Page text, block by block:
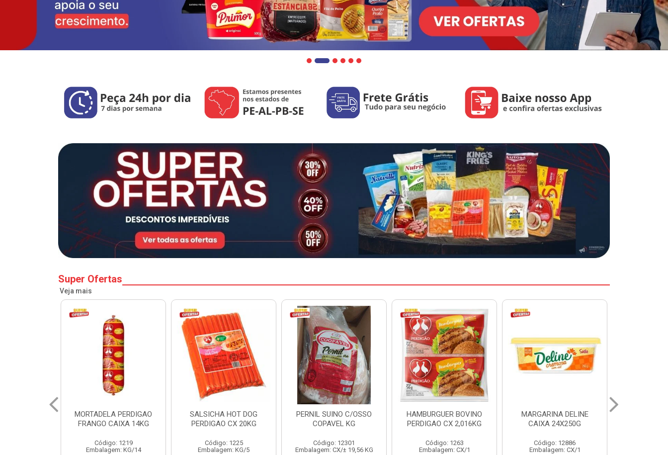
Super Ofertas
Veja mais
SALSICHA HOT DOG
PERDIGAO CX 20KG
Código: 1225
Embalagem: KG/5
PERNIL SUINO C/OSSO
COPAVEL KG
Código: 12301
Embalagem: CX/± 19,56 KG
HAMBURGUER BOVINO
PERDIGAO CX 2,016KG
Código: 1263
Embalagem: CX/1
MARGARINA DELINE
CAIXA 24X250G
Código: 12886
Embalagem: CX/1
MARGARINA DELINE
CAIXA 12X500G
Código: 12887
Embalagem: CX/1